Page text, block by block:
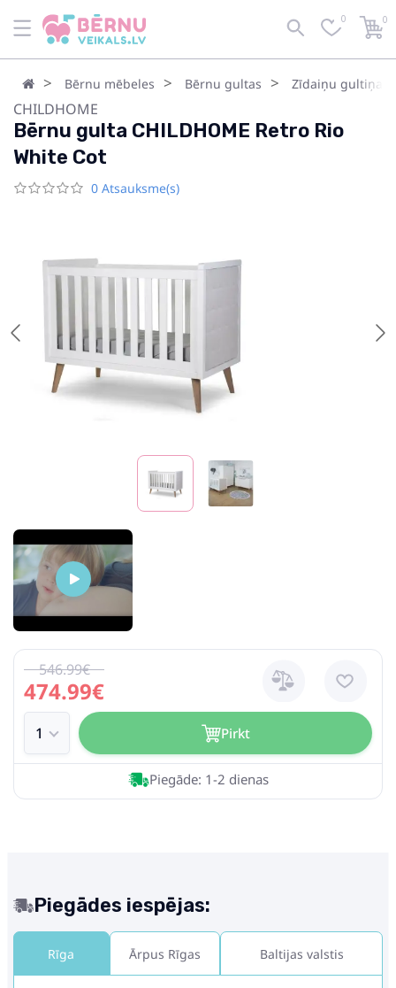
0 0
Bērnu mēbeles Bērnu gultas Zīdaiņu gultiņas
CHILDHOME
Bērnu gulta CHILDHOME Retro Rio
White Cot
0 Atsauksme(s)
474.99€
546.99€
Pirkt
Piegāde: 1-2 dienas
Piegādes iespējas:
Rīga Ārpus Rīgas Baltijas valstis